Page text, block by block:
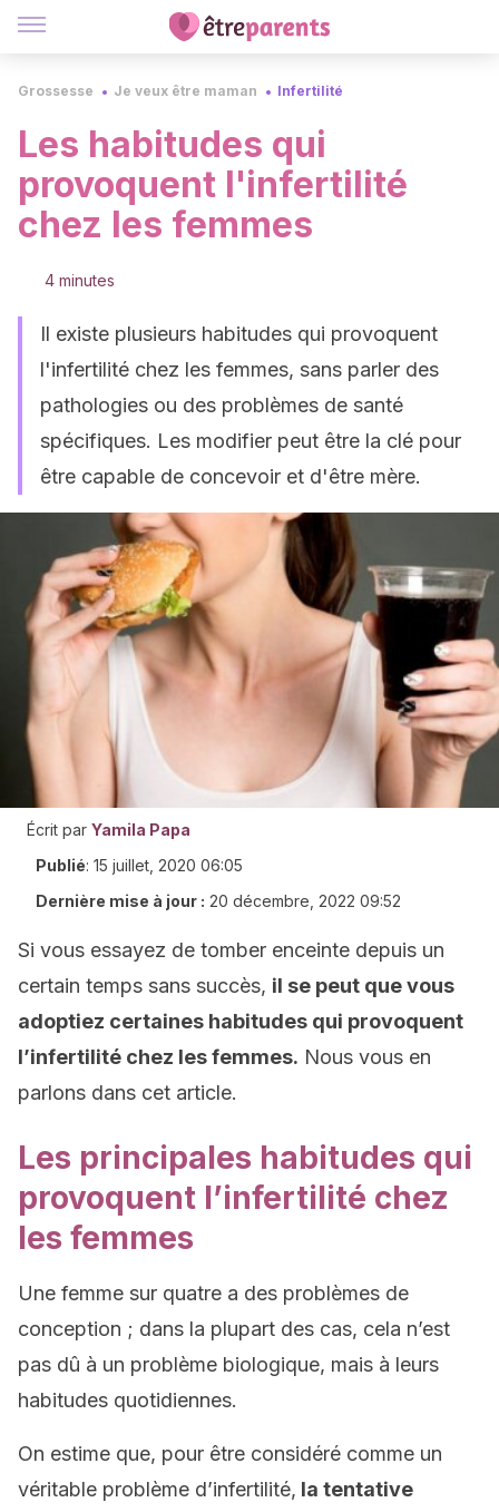
Grossesse Je veux être maman Infertilité
Les habitudes qui
provoquent l'infertilité
chez les femmes
4 minutes
Il existe plusieurs habitudes qui provoquent
l'infertilité chez les femmes, sans parler des
pathologies ou des problèmes de santé
spécifiques. Les modifier peut être la clé pour
être capable de concevoir et d'être mère.
Écrit par Yamila Papa
Publié: 15 juillet, 2020 06:05
Dernière mise à jour : 20 décembre, 2022 09:52
Si vous essayez de tomber enceinte depuis un
certain temps sans succès, il se peut que vous
adoptiez certaines habitudes qui provoquent
l’infertilité chez les femmes. Nous vous en
parlons dans cet article.
Les principales habitudes qui
provoquent l’infertilité chez
les femmes
Une femme sur quatre a des problèmes de
conception ; dans la plupart des cas, cela n’est
pas dû à un problème biologique, mais à leurs
habitudes quotidiennes.
On estime que, pour être considéré comme un
véritable problème d’infertilité, la tentative